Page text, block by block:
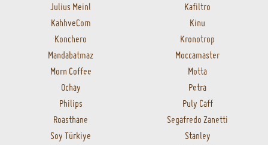
Julius Meinl
Kafiltro
KahhveCom
Kinu
Konchero
Kronotrop
Mandabatmaz
Moccamaster
Morn Coffee
Motta
Ochay
Petra
Philips
Puly Caff
Roasthane
Segafredo Zanetti
Soy Türkiye
Stanley